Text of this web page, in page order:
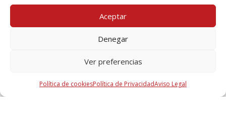
Aceptar
Denegar
Ver preferencias
Política de cookiesPolítica de PrivacidadAviso Legal
¿Tienes alguna duda?
Contacta con nosotros